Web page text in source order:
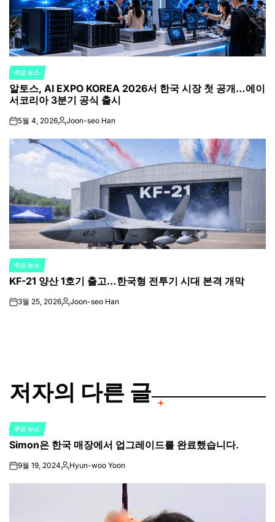
POSTED
IN
주요 뉴스
알토스, AI EXPO KOREA 2026서 한국 시장 첫 공개…에이
서코리아 3분기 공식 출시
on5월 4, 2026Posted
Joon-seo Han
POSTED
IN
주요 뉴스
KF-21 양산 1호기 출고…한국형 전투기 시대 본격 개막
on3월 25, 2026Posted
Joon-seo Han
저자의 다른 글
POSTED
IN
주요 뉴스
Simon은 한국 매장에서 업그레이드를 완료했습니다.
on9월 19, 2024Posted
Hyun-woo Yoon